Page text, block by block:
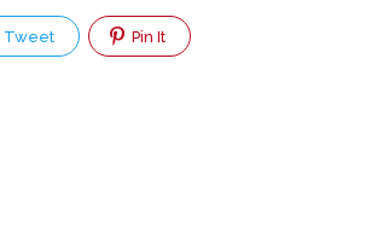
Tweet Pin It